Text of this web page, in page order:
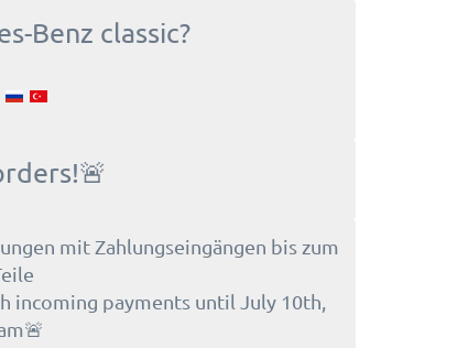
Benz classic?
mit Zahlungseingängen bis zum
incoming payments until July 10th,